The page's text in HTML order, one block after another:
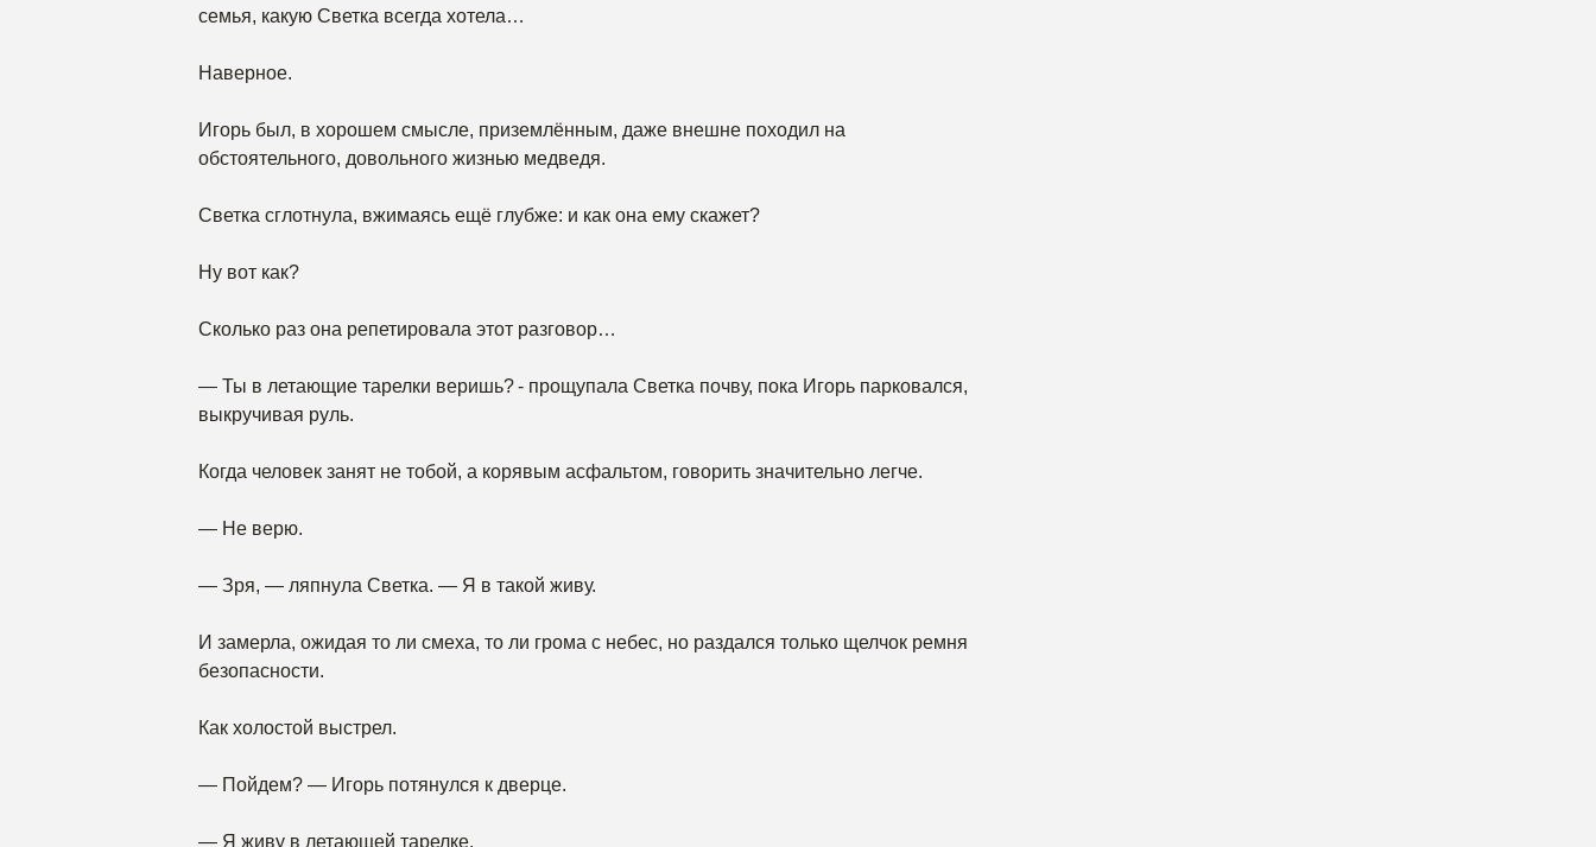
семья, какую Светка всегда хотела…
Наверное.
Игорь был, в хорошем смысле, приземлённым, даже внешне походил на
обстоятельного, довольного жизнью медведя.
Светка сглотнула, вжимаясь ещё глубже: и как она ему скажет?
Ну вот как?
Сколько раз она репетировала этот разговор…
— Ты в летающие тарелки веришь? - прощупала Светка почву, пока Игорь парковался,
выкручивая руль.
Когда человек занят не тобой, а корявым асфальтом, говорить значительно легче.
— Не верю.
— Зря, — ляпнула Светка. — Я в такой живу.
И замерла, ожидая то ли смеха, то ли грома с небес, но раздался только щелчок ремня
безопасности.
Как холостой выстрел.
— Пойдем? — Игорь потянулся к дверце.
— Я живу в летающей тарелке.